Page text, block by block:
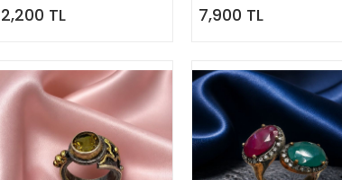
2,200 TL 7,900 TL